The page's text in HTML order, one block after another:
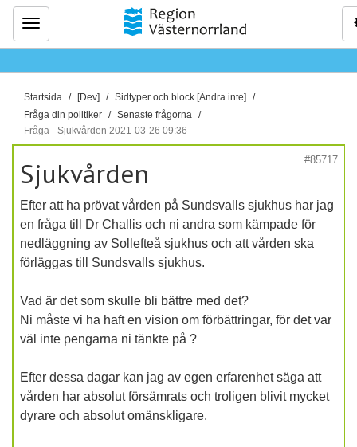
Meny
D
u
ä
h
r
:
Startsida [Dev]
Sidtyper och block [Ändra inte]
Fråga din politiker
Senaste frågorna
Fråga - Sjukvården 2021-03-26 09:36
#85717
Sjukvården
Efter att ha prövat vården på Sundsvalls sjukhus har jag
en fråga till Dr Challis och ni andra som kämpade för
nedläggning av Sollefteå sjukhus och att vården ska
förläggas till Sundsvalls sjukhus.
Vad är det som skulle bli bättre med det?
Ni måste vi ha haft en vision om förbättringar, för det var
väl inte pengarna ni tänkte på ?
Efter dessa dagar kan jag av egen erfarenhet säga att
vården har absolut försämrats och troligen blivit mycket
dyrare och absolut omänskligare.